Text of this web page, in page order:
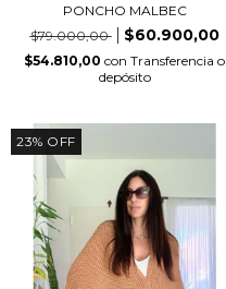
PONCHO MALBEC
$79.000,00
$60.900,00
$54.810,00 con Transferencia o
depósito
23% OFF